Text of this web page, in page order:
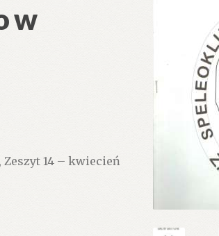
w
Zeszyt 14 – kwiecień